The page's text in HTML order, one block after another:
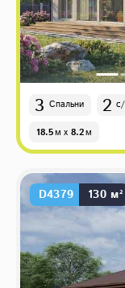
3 Спальни 2
18.5м x 8.2м
D4379 130 м²